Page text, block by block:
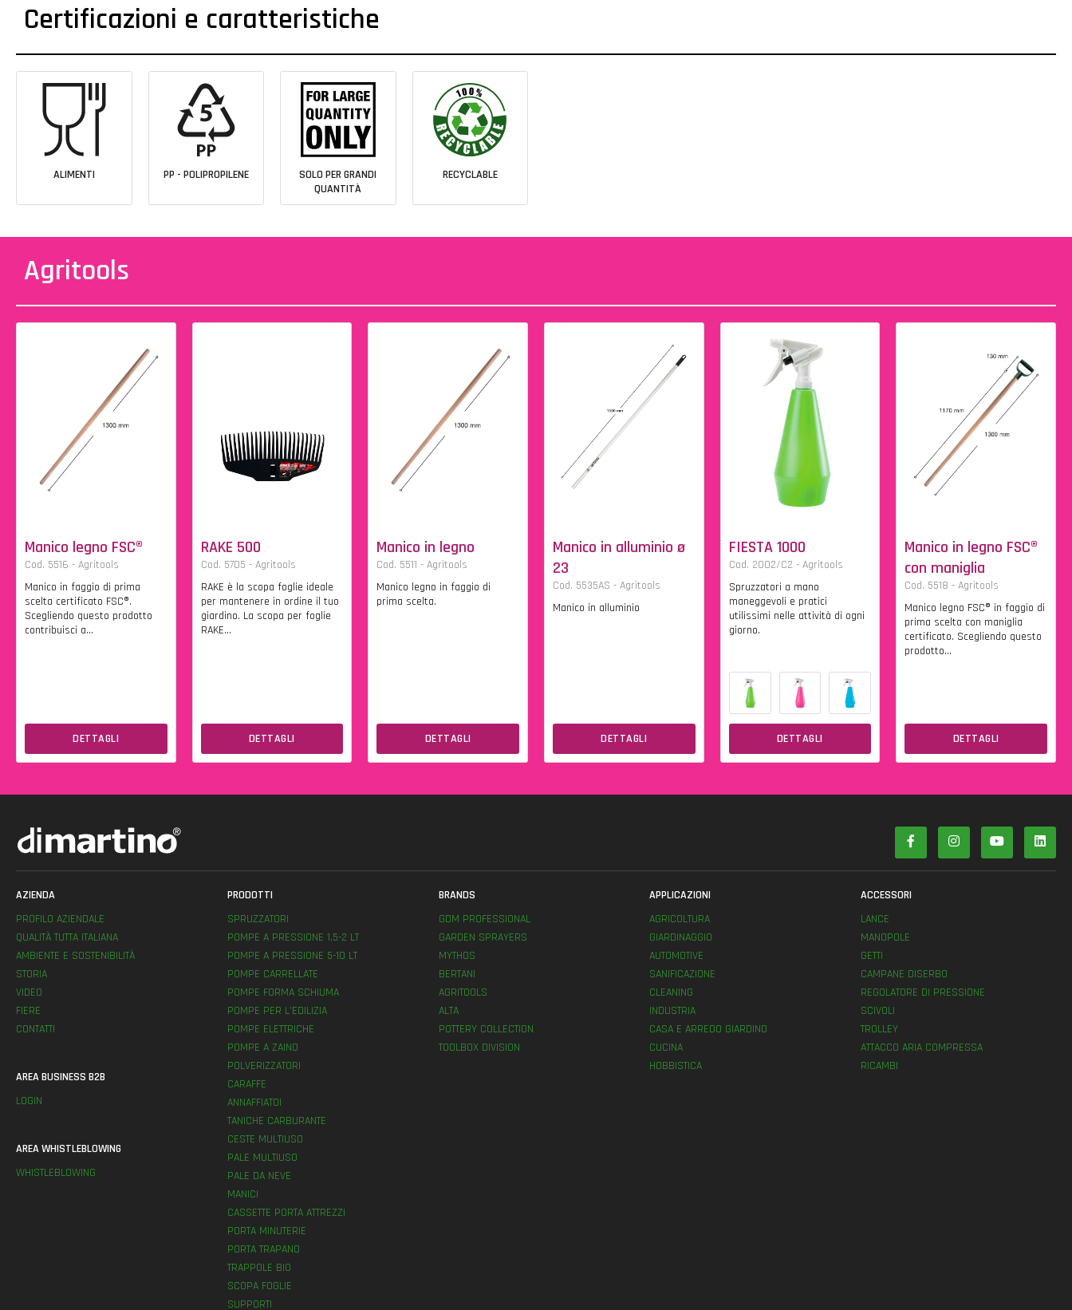
Certificazioni e caratteristiche
ALIMENTI PP - POLIPROPILENE
SOLO PER GRANDI
QUANTITÀ
RECYCLABLE
Agritools
Manico legno FSC®
Cod. 5516 - Agritools
Manico in faggio di prima
scelta certificato FSC®.
Scegliendo questo prodotto
contribuisci a...
DETTAGLI
RAKE 500
Cod. 5705 - Agritools
RAKE è la scopa foglie ideale
per mantenere in ordine il tuo
giardino. La scopa per foglie
RAKE...
DETTAGLI
Manico in legno
Cod. 5511 - Agritools
Manico legno in faggio di
prima scelta.
DETTAGLI
Manico in alluminio ø
23
Cod. 5535AS - Agritools
Manico in alluminio
DETTAGLI
FIESTA 1000
Cod. 2002/C2 - Agritools
Spruzzatori a mano
maneggevoli e pratici
utilissimi nelle attività di ogni
giorno.
DETTAGLI
Manico in legno FSC®
con maniglia
Cod. 5518 - Agritools
Manico legno FSC® in faggio di
prima scelta con maniglia
certificato. Scegliendo questo
prodotto...
DETTAGLI
AZIENDA
PROFILO AZIENDALE
QUALITÀ TUTTA ITALIANA
AMBIENTE E SOSTENIBILITÀ
STORIA
VIDEO
FIERE
CONTATTI
AREA BUSINESS B2B
LOGIN
AREA WHISTLEBLOWING
WHISTLEBLOWING
PRODOTTI
SPRUZZATORI
POMPE A PRESSIONE 1,5-2 LT
POMPE A PRESSIONE 5-10 LT
POMPE CARRELLATE
POMPE FORMA SCHIUMA
POMPE PER L’EDILIZIA
POMPE ELETTRICHE
POMPE A ZAINO
POLVERIZZATORI
CARAFFE
ANNAFFIATOI
TANICHE CARBURANTE
CESTE MULTIUSO
PALE MULTIUSO
PALE DA NEVE
MANICI
CASSETTE PORTA ATTREZZI
PORTA MINUTERIE
PORTA TRAPANO
TRAPPOLE BIO
SCOPA FOGLIE
SUPPORTI
BRANDS
GDM PROFESSIONAL
GARDEN SPRAYERS
MYTHOS
BERTANI
AGRITOOLS
ALTA
POTTERY COLLECTION
TOOLBOX DIVISION
APPLICAZIONI
AGRICOLTURA
GIARDINAGGIO
AUTOMOTIVE
SANIFICAZIONE
CLEANING
INDUSTRIA
CASA E ARREDO GIARDINO
CUCINA
HOBBISTICA
ACCESSORI
LANCE
MANOPOLE
GETTI
CAMPANE DISERBO
REGOLATORE DI PRESSIONE
SCIVOLI
TROLLEY
ATTACCO ARIA COMPRESSA
RICAMBI